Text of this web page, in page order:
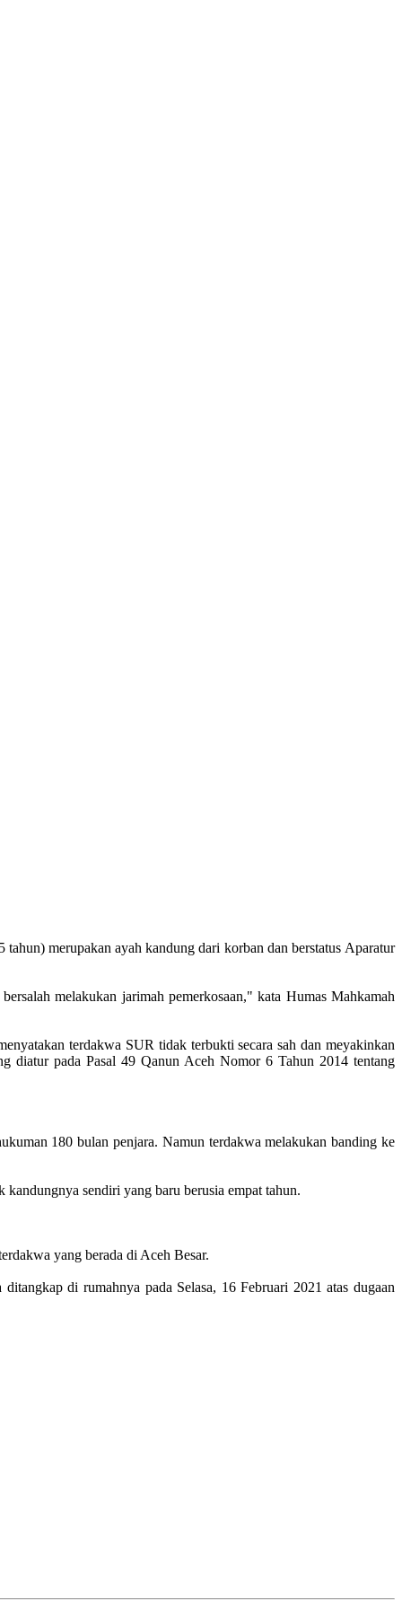
merupakan ayah kandung dari korban dan berstatus Aparatur
melakukan jarimah pemerkosaan," kata Humas Mahkamah
terdakwa SUR tidak terbukti secara sah dan meyakinkan
diatur pada Pasal 49 Qanun Aceh Nomor 6 Tahun 2014 tentang
180 bulan penjara. Namun terdakwa melakukan banding ke
sendiri yang baru berusia empat tahun.
yang berada di Aceh Besar.
di rumahnya pada Selasa, 16 Februari 2021 atas dugaan